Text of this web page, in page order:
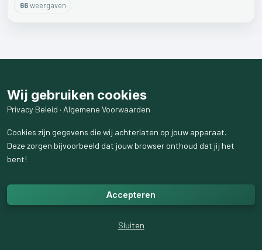
66weergaven
Wij gebruiken cookies
Privacy Beleid · Algemene Voorwaarden
Cookies zijn gegevens die wij achterlaten op jouw apparaat.
Deze zorgen bijvoorbeeld dat jouw browser onthoud dat jij het
bent!
Accepteren
Sluiten